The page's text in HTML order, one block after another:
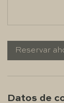
Reservar
Datos de